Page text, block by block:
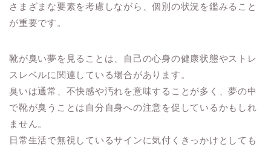
さまざまな要素を考慮しながら、個別の状況を鑑みること
が重要です。
靴が臭い夢を見ることは、自己の心身の健康状態やストレ
スレベルに関連している場合があります。
臭いは通常、不快感や汚れを意味することが多く、夢の中
で靴が臭うことは自分自身への注意を促しているかもしれ
ません。
日常生活で無視しているサインに気付くきっかけとしても